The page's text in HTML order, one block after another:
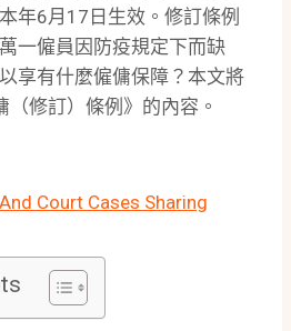
年6月17日生效。修訂條例
一僱員因防疫規定下而缺
享有什麼僱傭保障？本文將
修訂）條例》的內容。
Court Cases Sharing